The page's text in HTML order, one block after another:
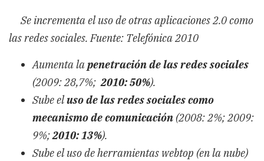
Se incrementa el uso de otras aplicaciones 2.0 como
las redes sociales. Fuente: Telefónica 2010
Aumenta lapenetración de las redes sociales
(2009: 28,7%;2010: 50%).
Sube eluso de las redes sociales como
mecanismo de comunicación (2008: 2%; 2009:
9%;2010: 13%).
Sube el uso de herramientas webtop (en la nube)